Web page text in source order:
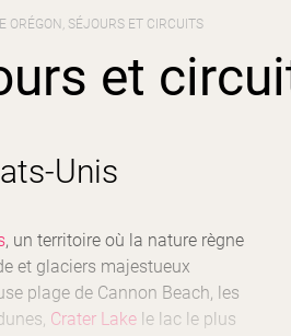
ORÉGON, SÉJOURS ET CIRCUITS
et
Unis
, un territoire où la nature règne
et glaciers majestueux
plage de Cannon Beach, les
Crater Lake le lac le plus